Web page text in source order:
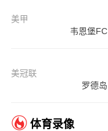
美甲
韦恩堡FC
美冠联
罗德岛
体育录像